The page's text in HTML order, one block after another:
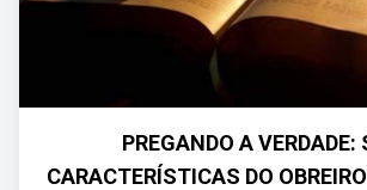
PREGANDO A VERDADE:
CARACTERÍSTICAS DO